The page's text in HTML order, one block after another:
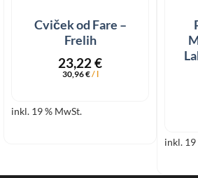
Cviček od Fare –
Frelih
23,22 €
30,96€/l
inkl. 19 % MwSt.
inkl. 19